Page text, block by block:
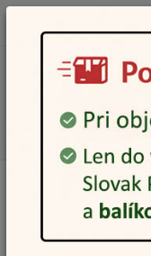
12:00-14:00
Kožená galantéria
Opasok EKO